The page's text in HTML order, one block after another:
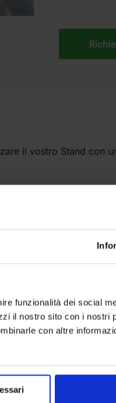
funzionalità dei social
il nostro sito con i nostri
con altre
il vostro Stand con
con estrema facilità
in sicurezza.
2.30 metri ,